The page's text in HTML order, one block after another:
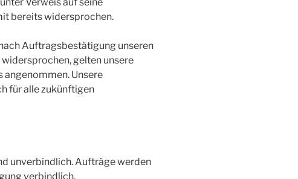
bereits widersprochen.
Auftragsbestätigung unseren
gelten unsere
angenommen. Unsere
für alle zukünftigen
unverbindlich. Aufträge werden
verbindlich.